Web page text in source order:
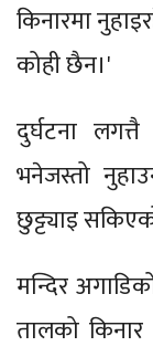
किनारमा
कोही छैन।'
दुर्घटना
भनेजस्तो
छुट्ट्याइ
मन्दिर
तालको